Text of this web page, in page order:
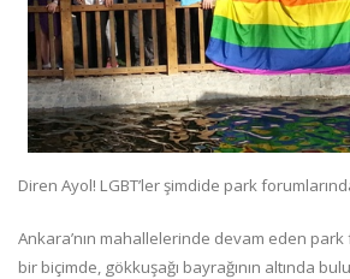
Diren Ayol! LGBT’ler şimdide park
Ankara’nın mahallelerinde devam eden
bir biçimde, gökkuşağı bayrağının altında